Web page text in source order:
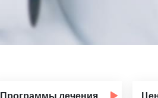
Программы лечения